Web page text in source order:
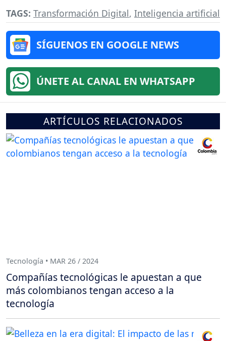
TAGS: Transformación Digital, Inteligencia artificial
SÍGUENOS EN GOOGLE NEWS
ÚNETE AL CANAL EN WHATSAPP
ARTÍCULOS RELACIONADOS
Tecnología • MAR 26 / 2024
Compañías tecnológicas le apuestan a que
más colombianos tengan acceso a la
tecnología